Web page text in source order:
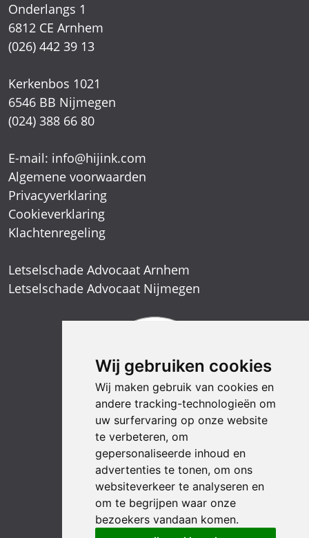
Wij gebruiken cookies
Wij maken gebruik van cookies en
andere tracking-technologieën om
uw surfervaring op onze website
te verbeteren, om
gepersonaliseerde inhoud en
advertenties te tonen, om ons
websiteverkeer te analyseren en
om te begrijpen waar onze
bezoekers vandaan komen.
Onderlangs 1
6812 CE Arnhem
(026) 442 39 13
Kerkenbos 1021
6546 BB Nijmegen
(024) 388 66 80
E-mail: info@hijink.com
Algemene voorwaarden
Privacyverklaring
Cookieverklaring
Klachtenregeling
Letselschade Advocaat Arnhem
Letselschade Advocaat Nijmegen
LinkedIn YouTube InstagramFacebook